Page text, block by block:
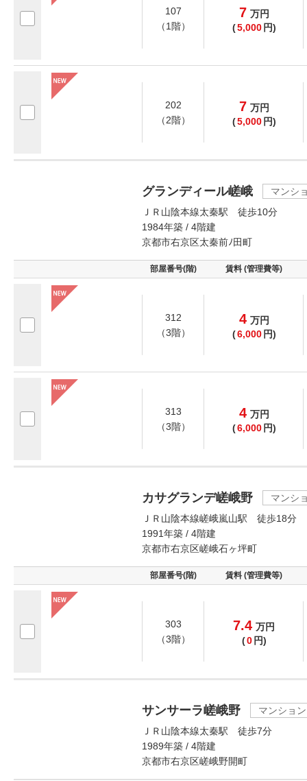
107
（1階）
7 万円
(5,000 円)
202
（2階）
7 万円
(5,000 円)
グランディール嵯峨
マンシ
ＪＲ山陰本線太秦駅 徒歩10分
1984年築 / 4階建
京都市右京区太秦前ﾉ田町
部屋番号(階) 賃料 (管理費等)
312
（3階）
4 万円
(6,000 円)
313
（3階）
4 万円
(6,000 円)
カサグランデ嵯峨野
マンシ
ＪＲ山陰本線嵯峨嵐山駅 徒歩18分
1991年築 / 4階建
京都市右京区嵯峨石ヶ坪町
部屋番号(階) 賃料 (管理費等)
303
（3階）
7.4 万円
(0 円)
サンサーラ嵯峨野
マンション
ＪＲ山陰本線太秦駅 徒歩7分
1989年築 / 4階建
京都市右京区嵯峨野開町